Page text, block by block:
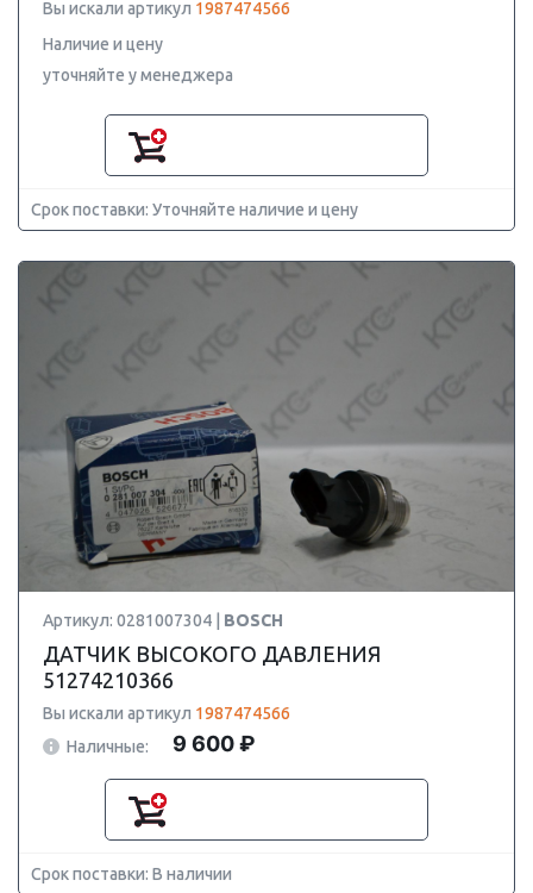
Вы искали артикул 1987474566
Наличие и цену
уточняйте у менеджера
Срок поставки: Уточняйте наличие и цену
Артикул: 0281007304 | BOSCH
ДАТЧИК ВЫСОКОГО ДАВЛЕНИЯ
51274210366
Вы искали артикул 1987474566
Наличные:
9 600 ₽
Срок поставки: В наличии